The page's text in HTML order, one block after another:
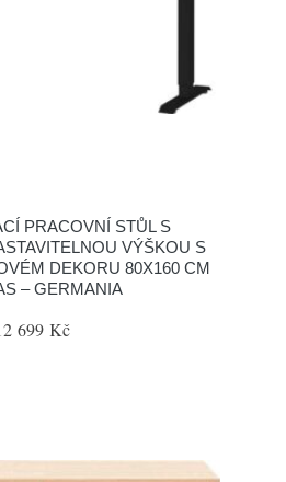
PRACOVNÍ STŮL S
VÝŠKOU S
DEKORU 80X160 CM
– GERMANIA
699 Kč